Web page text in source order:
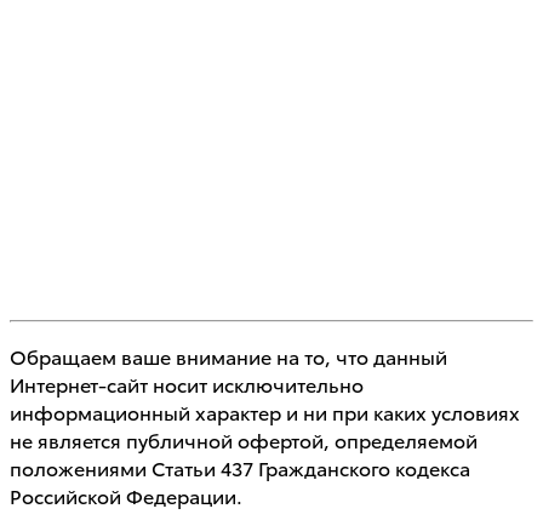
Обращаем ваше внимание на то, что данный
Интернет-сайт носит исключительно
информационный характер и ни при каких условиях
не является публичной офертой, определяемой
положениями Статьи 437 Гражданского кодекса
Российской Федерации.